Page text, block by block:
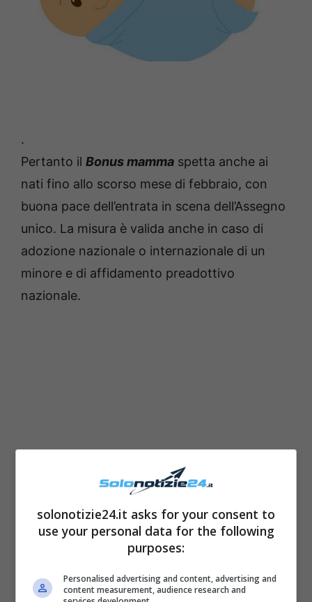
.
Pertanto il Bonus mamma spetta anche ai
nati fino allo scorso mese di febbraio, con
buona pace dell’entrata in scena dell’Assegno
unico. La misura è valida anche in caso di
adozione nazionale o internazionale di un
minore e di affidamento preadottivo
nazionale.
Il Bonus mamma e
l’Assegno unico universale:
come richiederlo
solonotizie24.it asks for your consent to
use your personal data for the following
purposes:
Personalised advertising and content, advertising and
content measurement, audience research and